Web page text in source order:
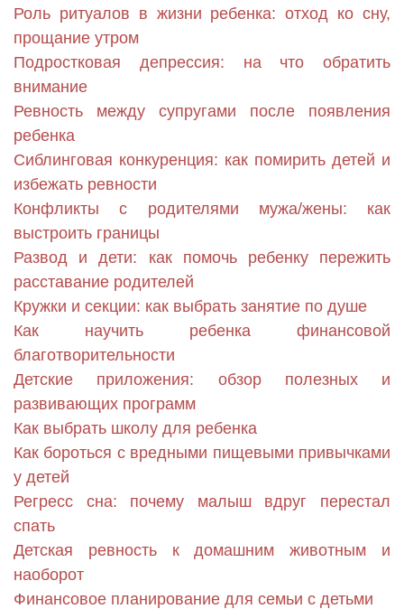
Роль ритуалов в жизни ребенка: отход ко сну,
прощание утром
Подростковая депрессия: на что обратить
внимание
Ревность между супругами после появления
ребенка
Сиблинговая конкуренция: как помирить детей и
избежать ревности
Конфликты с родителями мужа/жены: как
выстроить границы
Развод и дети: как помочь ребенку пережить
расставание родителей
Кружки и секции: как выбрать занятие по душе
Как научить ребенка финансовой
благотворительности
Детские приложения: обзор полезных и
развивающих программ
Как выбрать школу для ребенка
Как бороться с вредными пищевыми привычками
у детей
Регресс сна: почему малыш вдруг перестал
спать
Детская ревность к домашним животным и
наоборот
Финансовое планирование для семьи с детьми